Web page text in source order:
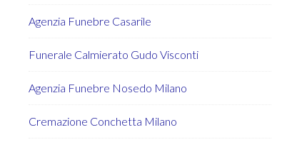
Agenzia Funebre Casarile
Funerale Calmierato Gudo Visconti
Agenzia Funebre Nosedo Milano
Cremazione Conchetta Milano